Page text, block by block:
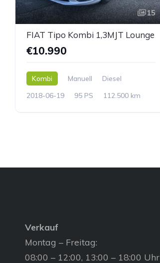
15
FIAT Tipo Kombi 1,3MJT Lounge
€10.990
Kombi Manuell
Diesel
2018-06-19
95 PS 112.500 km
Verkauf
Montag – Freitag:
08:00 – 12:00, 13:00 – 18:00 Uhr